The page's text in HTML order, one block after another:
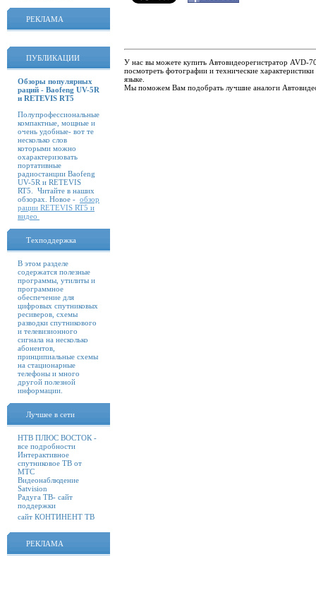
РЕКЛАМА
ПУБЛИКАЦИИ
Обзоры популярных
раций - Baofeng UV-5R
и RETEVIS RT5
Полупрофессиональные
компактные, мощные и
очень удобные- вот те
несколько слов
которыми можно
охарактеризовать
портативные
радиостанции Baofeng
UV-5R и RETEVIS
RT5. Читайте в наших
обзорах. Новое - обзор
рации RETEVIS RT5 и
видео
Техподдержка
В этом разделе
содержатся полезные
программы, утилиты и
программное
обеспечение для
цифровых спутниковых
ресиверов, схемы
разводки спутникового
и телевизионного
сигнала на несколько
абонентов,
принципиальные схемы
на стационарные
телефоны и много
другой полезной
информации.
Лучшее в сети
НТВ ПЛЮС ВОСТОК -
все подробности
Интерактивное
спутниковое ТВ от
МТС
Видеонаблюдение
Satvision
Радуга ТВ- сайт
поддержки
сайт КОНТИНЕНТ ТВ
РЕКЛАМА
У нас вы можете купить Автовидеорегистратор AVD-
посмотреть фотографии и технические
языке.
Мы поможем Вам подобрать лучшие аналоги